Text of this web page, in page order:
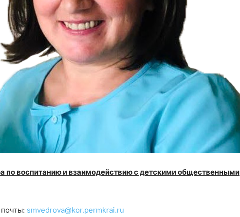
края
имени
по воспитанию и взаимодействию с детскими общественными
smvedrova@kor.permkrai.ru